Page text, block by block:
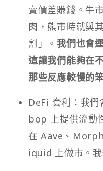
賣價差賺錢。牛
肉，熊市時就與
割」。我們也會
這讓我們能夠在
那些反應較慢的
DeFi 套利：我
bop 上提供流動
在 Aave、
iquid 上做市。